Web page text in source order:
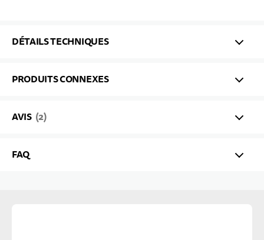
DÉTAILS TECHNIQUES
PRODUITS CONNEXES
AVIS 2
FAQ